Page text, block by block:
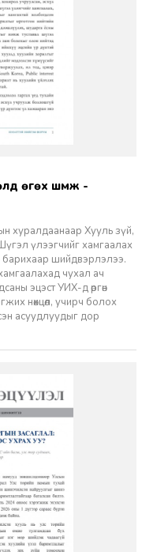
хуралдаанаар Хууль зүй,
үлээгчийг хамгаалах
барихаар шийдвэрлэлээ.
хамгаалахад чухал ач
эцэст УИХ-д өргөн
нөхцөл, учирч болох
асуудлуудыг дор